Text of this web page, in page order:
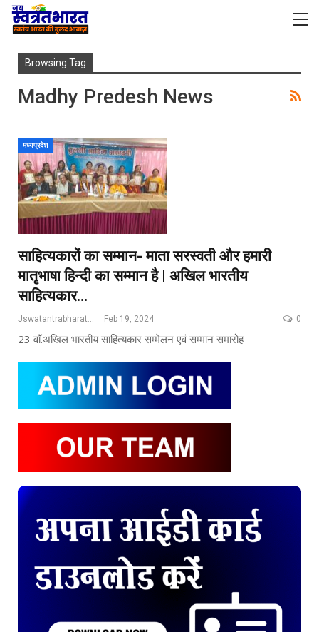
Browsing Tag
Madhy Predesh News
मध्यप्रदेश
साहित्यकारों का सम्मान- माता सरस्वती और हमारी
मातृभाषा हिन्दी का सम्मान है | अखिल भारतीय
साहित्यकार…
Feb 19, 2024 0
23 वाॅं.अखिल भारतीय साहित्यकार सम्मेलन एवं सम्मान समारोह